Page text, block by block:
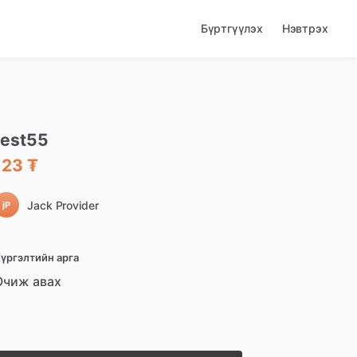
Бүртгүүлэх Нэвтрэх
₮
jP Jack Provider
арга
авах